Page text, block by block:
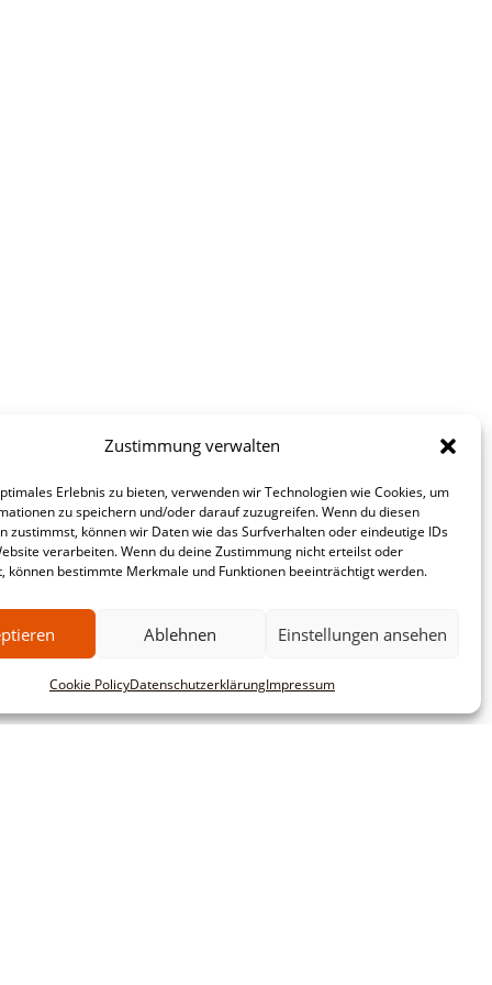
Zustimmung verwalten
Erlebnis zu bieten, verwenden wir Technologien wie Cookies, um
zu speichern und/oder darauf zuzugreifen. Wenn du diesen
zustimmst, können wir Daten wie das Surfverhalten oder eindeutige IDs
verarbeiten. Wenn du deine Zustimmung nicht erteilst oder
können bestimmte Merkmale und Funktionen beeinträchtigt werden.
Ablehnen Einstellungen ansehen
Cookie PolicyDatenschutzerklärungImpressum